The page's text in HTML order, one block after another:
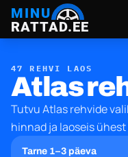
MINU
RATTAD.EE
47 REHVI LAOS
Atlas
Tutvu Atlas rehvide
hinnad ja laoseis
Tarne 1–3 päeva